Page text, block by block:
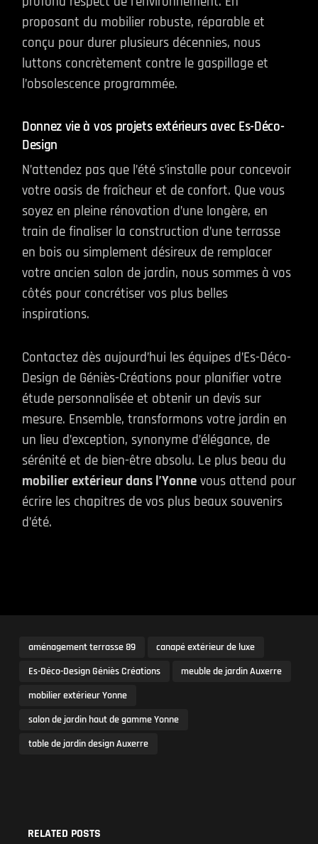
proposant du mobilier robuste, réparable et
conçu pour durer plusieurs décennies, nous
luttons concrètement contre le gaspillage et
l’obsolescence programmée.
Donnez vie à vos projets extérieurs avec Es-Déco-
Design
N’attendez pas que l’été s’installe pour concevoir
votre oasis de fraîcheur et de confort. Que vous
soyez en pleine rénovation d’une longère, en
train de finaliser la construction d’une terrasse
en bois ou simplement désireux de remplacer
votre ancien salon de jardin, nous sommes à vos
côtés pour concrétiser vos plus belles
inspirations.
Contactez dès aujourd’hui les équipes d’Es-Déco-
Design de Géniès-Créations pour planifier votre
étude personnalisée et obtenir un devis sur
mesure. Ensemble, transformons votre jardin en
un lieu d’exception, synonyme d’élégance, de
sérénité et de bien-être absolu. Le plus beau du
mobilier extérieur dans l’Yonne vous attend pour
écrire les chapitres de vos plus beaux souvenirs
d’été.
aménagement terrasse 89
canapé extérieur de luxe
Es-Déco-Design Géniès Créations
meuble de jardin Auxerre
mobilier extérieur Yonne
salon de jardin haut de gamme Yonne
table de jardin design Auxerre
RELATED POSTS